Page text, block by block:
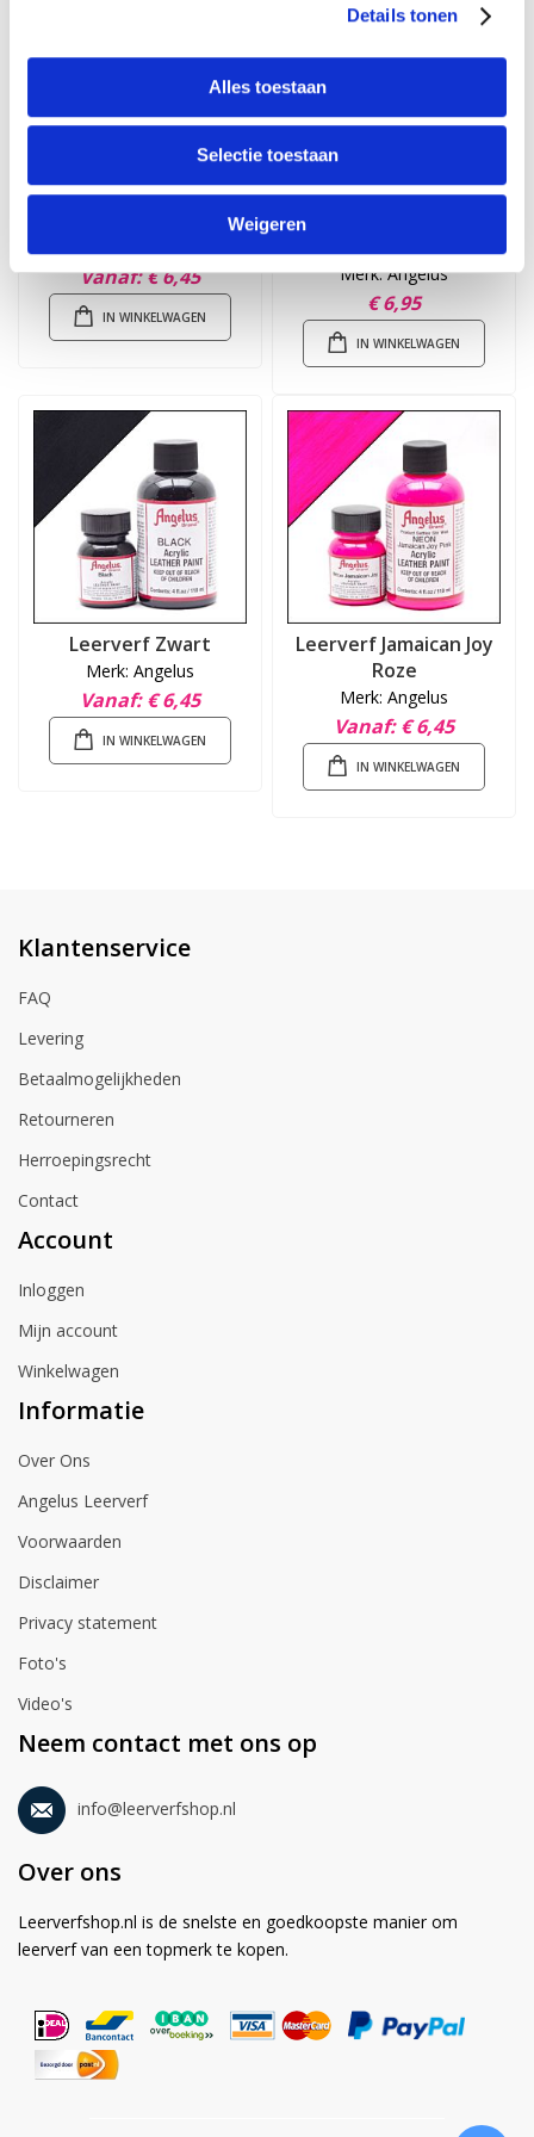
Details tonen
Alles toestaan
Selectie toestaan
Weigeren
Vanaf € 6,45
IN WINKELWAGEN
Merk: Angelus
€ 6,95
IN WINKELWAGEN
Leerverf Zwart
Merk: Angelus
Vanaf € 6,45
IN WINKELWAGEN
Leerverf Jamaican Joy
Roze
Merk: Angelus
Vanaf € 6,45
IN WINKELWAGEN
Klantenservice
FAQ
Levering
Betaalmogelijkheden
Retourneren
Herroepingsrecht
Contact
Account
Inloggen
Mijn account
Winkelwagen
Informatie
Over Ons
Angelus Leerverf
Voorwaarden
Disclaimer
Privacy statement
Foto's
Video's
Neem contact met ons op
info@leerverfshop.nl
Over ons
Leerverfshop.nl is de snelste en goedkoopste manier om
leerverf van een topmerk te kopen.